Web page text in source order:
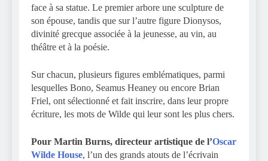
face à sa statue. Le premier arbore une sculpture de
son épouse, tandis que sur l’autre figure Dionysos,
divinité grecque associée à la jeunesse, au vin, au
théâtre et à la poésie.
Sur chacun, plusieurs figures emblématiques, parmi
lesquelles Bono, Seamus Heaney ou encore Brian
Friel, ont sélectionné et fait inscrire, dans leur propre
écriture, les mots de Wilde qui leur sont les plus chers.
Pour Martin Burns, directeur artistique de l’Oscar
Wilde House, l’un des grands atouts de l’écrivain